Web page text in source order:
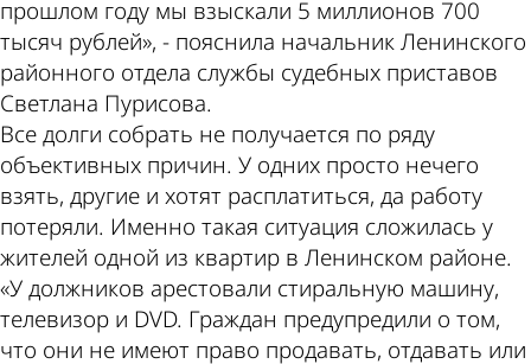
прошлом году мы взыскали 5 миллионов 700
тысяч рублей», - пояснила начальник Ленинского
районного отдела службы судебных приставов
Светлана Пурисова.
Все долги собрать не получается по ряду
объективных причин. У одних просто нечего
взять, другие и хотят расплатиться, да работу
потеряли. Именно такая ситуация сложилась у
жителей одной из квартир в Ленинском районе.
«У должников арестовали стиральную машину,
телевизор и DVD. Граждан предупредили о том,
что они не имеют право продавать, отдавать или